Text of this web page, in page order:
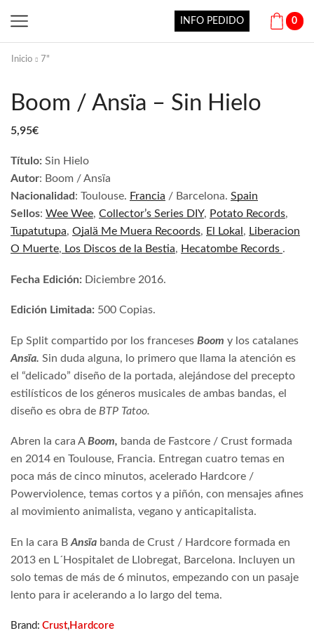
INFO PEDIDO 0
Inicio 7"
Boom / Ansïa – Sin Hielo
5,95€
Título: Sin Hielo
Autor: Boom / Ansïa
Nacionalidad : Toulouse. Francia / Barcelona. Spain
Sellos: Wee Wee, Collector’s Series DIY, Potato Records,
Tupatutupa, Ojalä Me Muera Recoords, El Lokal , Liberacion
O Muerte, Los Discos de la Bestia, Hecatombe Records .
Fecha Edición: Diciembre 2016.
Edición Limitada: 500 Copias.
Ep Split compartido por los franceses Boom y los catalanes
Ansïa. Sin duda alguna, lo primero que llama la atención es
el “delicado” diseño de la portada, alejándose del precepto
estilísticos de los géneros musicales de ambas bandas, el
diseño es obra de BTP Tatoo.
Abren la cara ABoom, banda de Fastcore / Crust formada
en 2014 en Toulouse, Francia. Entregan cuatro temas en
poca más de cinco minutos, acelerado Hardcore /
Powerviolence, temas cortos y a piñón, con mensajes afines
al movimiento animalista, vegano y anticapitalista.
En la cara B Ansïa banda de Crust / Hardcore formada en
2013 en L´Hospitalet de Llobregat, Barcelona. Incluyen un
solo temas de más de 6 minutos, empezando con un pasaje
lento para ir acelerando a lo largo del tema.
Brand: Crust, Hardcore